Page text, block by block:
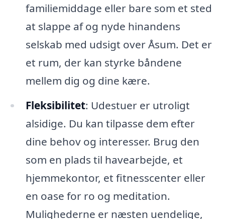
familiemiddage eller bare som et sted
at slappe af og nyde hinandens
selskab med udsigt over Åsum. Det er
et rum, der kan styrke båndene
mellem dig og dine kære.
Fleksibilitet: Udestuer er utroligt
alsidige. Du kan tilpasse dem efter
dine behov og interesser. Brug den
som en plads til havearbejde, et
hjemmekontor, et fitnesscenter eller
en oase for ro og meditation.
Mulighederne er næsten uendelige,